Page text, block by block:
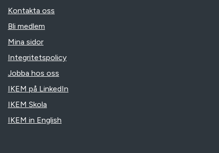
Kontakta oss
Bli medlem
Mina sidor
Integritetspolicy
Jobba hos oss
IKEM på LinkedIn
IKEM Skola
IKEM in English